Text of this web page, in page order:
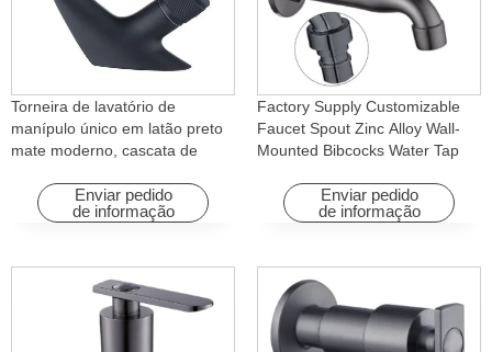
Torneira de lavatório de
manípulo único em latão preto
mate moderno, cascata de
rotativa para hotéis e
apartamentos
Enviar pedido
de informação
Factory Supply Customizable
Faucet Spout Zinc Alloy Wall-
Mounted Bibcocks Water Tap
Enviar pedido
de informação